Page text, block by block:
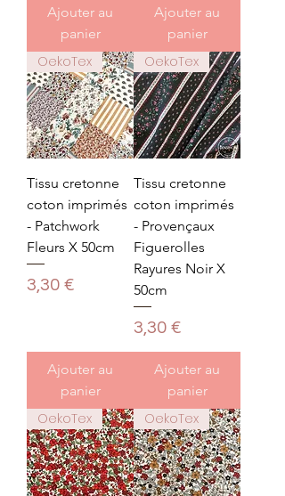
Ajouter au
panier
Ajouter au
panier
OekoTex
Tissu cretonne
coton imprimés
- Patchwork
Fleurs X 50cm
Prix
3,30 €
Ajouter au
panier
OekoTex
Tissu cretonne
coton imprimés
- Provençaux
Figuerolles
Rayures Noir X
50cm
Prix
3,30 €
Ajouter au
panier
OekoTex OekoTex